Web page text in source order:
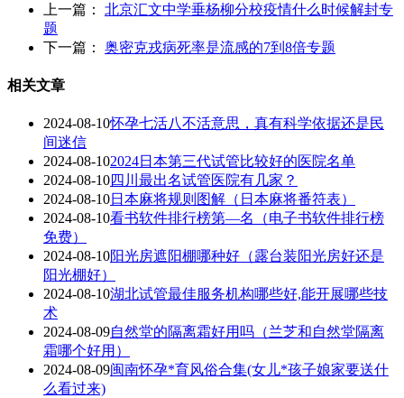
上一篇： 北京汇文中学垂杨柳分校疫情什么时候解封专
题
下一篇： 奥密克戎病死率是流感的7到8倍专题
相关文章
2024-08-10怀孕七活八不活意思，真有科学依据还是民
间迷信
2024-08-102024日本第三代试管比较好的医院名单
2024-08-10四川最出名试管医院有几家？
2024-08-10日本麻将规则图解（日本麻将番符表）
2024-08-10看书软件排行榜第—名（电子书软件排行榜
免费）
2024-08-10阳光房遮阳棚哪种好（露台装阳光房好还是
阳光棚好）
2024-08-10湖北试管最佳服务机构哪些好,能开展哪些技
术
2024-08-09自然堂的隔离霜好用吗（兰芝和自然堂隔离
霜哪个好用）
2024-08-09闽南怀孕*育风俗合集(女儿*孩子娘家要送什
么看过来)